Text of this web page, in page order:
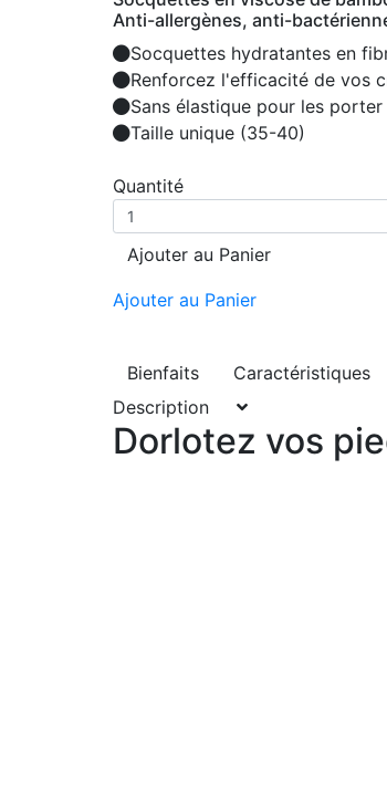
Anti-allergènes, anti-
Socquettes hydratantes en
Renforcez l'efficacité de vos
Sans élastique pour les porter
Taille unique (35-40)
Quantité
Ajouter au Panier
Ajouter au Panier
Bienfaits Caractéristiques
Description
Dorlotez vos